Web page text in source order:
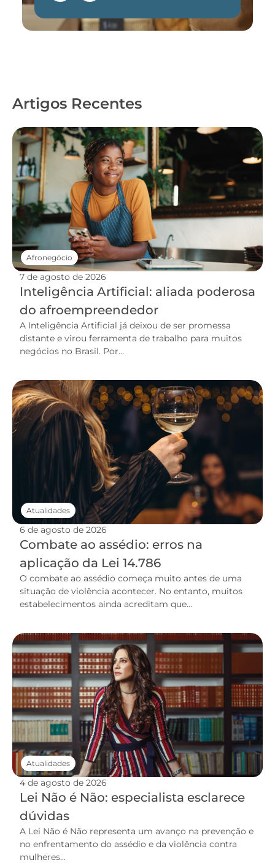
Artigos Recentes
7 de agosto de 2026
Inteligência Artificial: aliada poderosa
do afroempreendedor
A Inteligência Artificial já deixou de ser promessa
distante e virou ferramenta de trabalho para muitos
negócios no Brasil. Por...
Afronegócio
6 de agosto de 2026
Combate ao assédio: erros na
aplicação da Lei 14.786
O combate ao assédio começa muito antes de uma
situação de violência acontecer. No entanto, muitos
estabelecimentos ainda acreditam que...
Atualidades
4 de agosto de 2026
Lei Não é Não: especialista esclarece
dúvidas
A Lei Não é Não representa um avanço na prevenção e
no enfrentamento do assédio e da violência contra
mulheres...
Atualidades